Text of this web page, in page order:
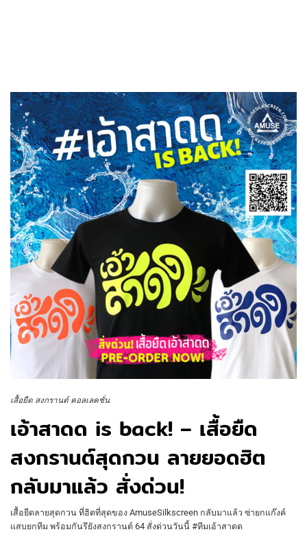
เสื้อยืด สงกรานต์ คอลเลคชั่น
เอ้าสาดด is back! – เสื้อยืด
สงกรานต์สุดกวน ลายยอดฮิต
กลับมาแล้ว สั่งด่วน!
เสื้อยืดลายสุดกวน ที่ฮิตที่สุดของ AmuseSilkscreen กลับมาแล้ว ซ่ายกแก๊งค์
แสบยกทีม พร้อมกันรึยังสงกรานต์ 64 สั่งด่วนวันนี้ #ทีมเอ้าสาดด